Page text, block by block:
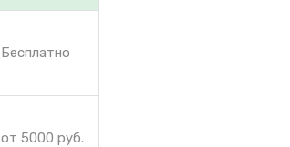
Бесплатно
от 5000 руб.